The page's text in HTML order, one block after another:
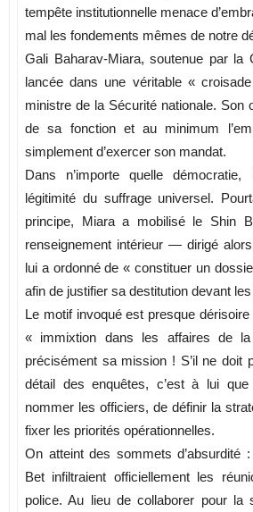
tempête institutionnelle menace
mal les fondements mêmes de notre
Gali Baharav-Miara, soutenue par la
lancée dans une véritable «
ministre de la Sécurité nationale. Son
de sa fonction et au minimum
simplement d’exercer son mandat.
Dans n’importe quelle
légitimité du suffrage universel.
principe, Miara a mobilisé le Shin
renseignement intérieur — dirigé
lui a ordonné de « constituer un
afin de justifier sa destitution devant
Le motif invoqué est presque
« immixtion dans les affaires de
précisément sa mission ! S’il ne doit
détail des enquêtes, c’est à lui
nommer les officiers, de définir la
fixer les priorités opérationnelles.
On atteint des sommets d’absurdité
Bet infiltraient officiellement les
police. Au lieu de collaborer pour la